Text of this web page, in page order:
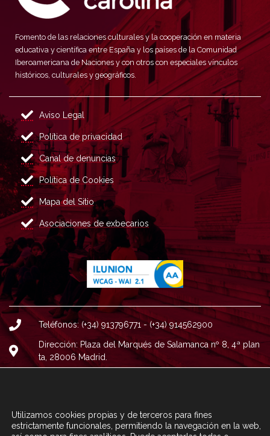
Fomento de las relaciones culturales y la cooperación en materia
educativa y científica entre España y los países de la Comunidad
Iberoamericana de Naciones y con otros con especiales vínculos
históricos, culturales y geográficos.
Aviso Legal
Política de privacidad
Canal de denuncias
Política de Cookies
Mapa del Sitio
Asociaciones de exbecarios
Teléfonos: (+34) 913796771 - (+34) 914562900
Dirección: Plaza del Marqués de Salamanca nº 8, 4ª plan
ta, 28006 Madrid.
CONTACTA CON FC A TRAVÉS DEL
Utilizamos cookies propias y de terceros para fines
estrictamente funcionales, permitiendo la navegación en la web,